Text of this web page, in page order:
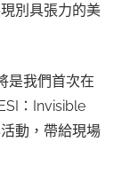
別具張力的美
是我們首次在
：Invisible
動，帶給現場